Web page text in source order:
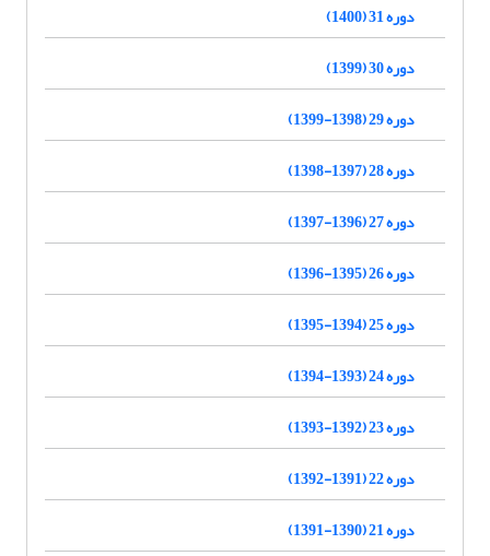
دوره 31 (1400)
دوره 30 (1399)
دوره 29 (1398-1399)
دوره 28 (1397-1398)
دوره 27 (1396-1397)
دوره 26 (1395-1396)
دوره 25 (1394-1395)
دوره 24 (1393-1394)
دوره 23 (1392-1393)
دوره 22 (1391-1392)
دوره 21 (1390-1391)